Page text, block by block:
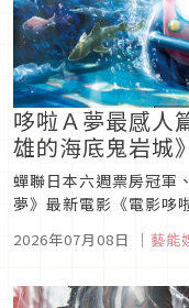
哆啦Ａ夢最感人
雄的海底鬼岩城
蟬聯日本六週票房冠軍
夢》最新電影《電影哆
啦A夢：新‧大雄的海底
年「艾魯」，他們展開
2026年07月08日 ｜ 藝能